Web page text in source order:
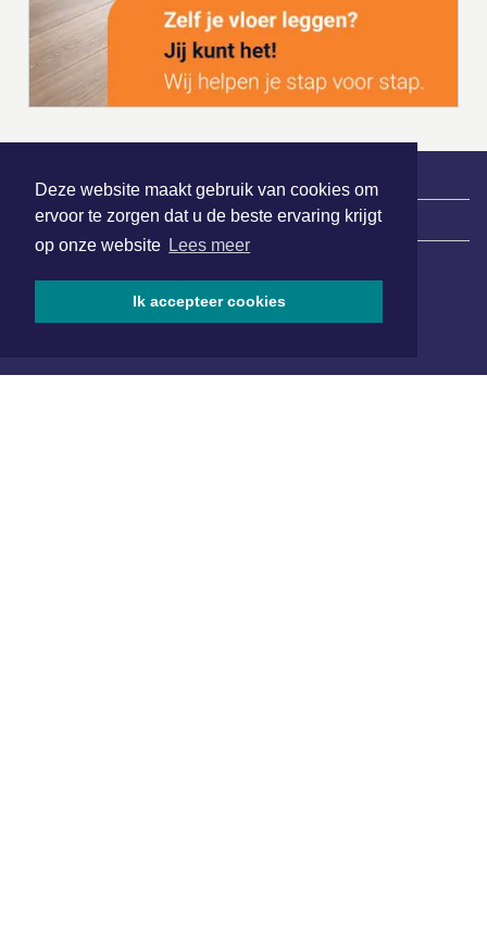
Deze website maakt gebruik van cookies om
ervoor te zorgen dat u de beste ervaring krijgt
op onze website Lees meer
Ik accepteer cookies
| Nieuws | Sport | Evenementen
Hoofdvestiging:
van Benthuizenlaan 1